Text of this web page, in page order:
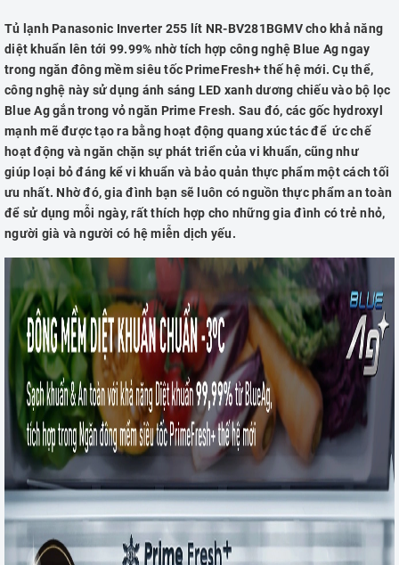
Tủ lạnh Panasonic Inverter 255 lít NR-BV281BGMV cho khả năng
diệt khuẩn lên tới 99.99% nhờ tích hợp công nghệ Blue Ag ngay
trong ngăn đông mềm siêu tốc PrimeFresh+ thế hệ mới. Cụ thể,
công nghệ này sử dụng ánh sáng LED xanh dương chiếu vào bộ lọc
Blue Ag gắn trong vỏ ngăn Prime Fresh. Sau đó, các gốc hydroxyl
mạnh mẽ được tạo ra bằng hoạt động quang xúc tác để ức chế
hoạt động và ngăn chặn sự phát triển của vi khuẩn, cũng như
giúp loại bỏ đáng kể vi khuẩn và bảo quản thực phẩm một cách tối
ưu nhất. Nhờ đó, gia đình bạn sẽ luôn có nguồn thực phẩm an toàn
để sử dụng mỗi ngày, rất thích hợp cho những gia đình có trẻ nhỏ,
người già và người có hệ miễn dịch yếu.